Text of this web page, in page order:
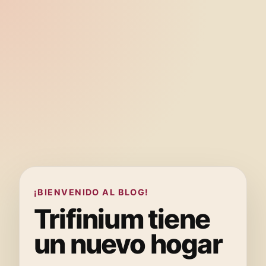
¡BIENVENIDO AL BLOG!
Trifinium tiene
un nuevo hogar